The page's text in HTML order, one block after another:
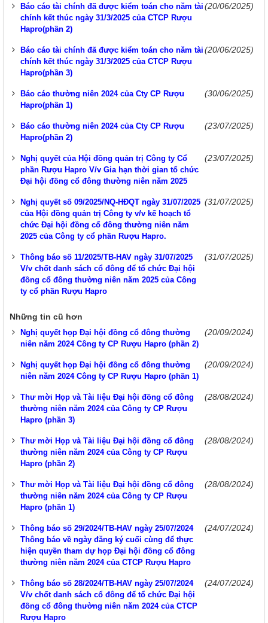
Báo cáo tài chính đã được kiểm toán cho năm tài
chính kết thúc ngày 31/3/2025 của CTCP Rượu
Hapro(phần 2)
(20/06/2025)
Báo cáo tài chính đã được kiểm toán cho năm tài
chính kết thúc ngày 31/3/2025 của CTCP Rượu
Hapro(phần 3)
(20/06/2025)
Báo cáo thường niên 2024 của Cty CP Rượu
Hapro(phần 1)
(30/06/2025)
Báo cáo thường niên 2024 của Cty CP Rượu
Hapro(phần 2)
(23/07/2025)
Nghị quyết của Hội đồng quản trị Công ty Cổ
phần Rượu Hapro V/v Gia hạn thời gian tổ chức
Đại hội đồng cổ đông thường niên năm 2025
(23/07/2025)
Nghị quyết số 09/2025/NQ-HĐQT ngày 31/07/2025
của Hội đồng quản trị Công ty v/v kế hoạch tổ
chức Đại hội đồng cổ đông thường niên năm
2025 của Công ty cổ phần Rượu Hapro.
(31/07/2025)
Thông báo số 11/2025/TB-HAV ngày 31/07/2025
V/v chốt danh sách cổ đông để tổ chức Đại hội
đồng cổ đông thường niên năm 2025 của Công
ty cổ phần Rượu Hapro
(31/07/2025)
Những tin cũ hơn
Nghị quyết họp Đại hội đồng cổ đông thường
niên năm 2024 Công ty CP Rượu Hapro (phần 2)
(20/09/2024)
Nghị quyết họp Đại hội đồng cổ đông thường
niên năm 2024 Công ty CP Rượu Hapro (phần 1)
(20/09/2024)
Thư mời Họp và Tài liệu Đại hội đồng cổ đông
thường niên năm 2024 của Công ty CP Rượu
Hapro (phần 3)
(28/08/2024)
Thư mời Họp và Tài liệu Đại hội đồng cổ đông
thường niên năm 2024 của Công ty CP Rượu
Hapro (phần 2)
(28/08/2024)
Thư mời Họp và Tài liệu Đại hội đồng cổ đông
thường niên năm 2024 của Công ty CP Rượu
Hapro (phần 1)
(28/08/2024)
Thông báo số 29/2024/TB-HAV ngày 25/07/2024
Thông báo về ngày đăng ký cuối cùng để thực
hiện quyền tham dự họp Đại hội đồng cổ đông
thường niên năm 2024 của CTCP Rượu Hapro
(24/07/2024)
Thông báo số 28/2024/TB-HAV ngày 25/07/2024
V/v chốt danh sách cổ đông để tổ chức Đại hội
đồng cổ đông thường niên năm 2024 của CTCP
Rượu Hapro
(24/07/2024)